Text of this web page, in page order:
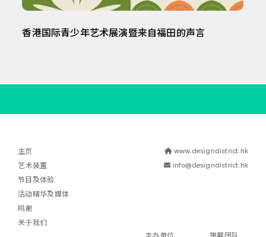
香港国际青少年艺术展演暨来自福田的声言
主页
艺术装置
节目及体验
活动精华及媒体
鸣谢
关于我们
www.designdistrict.hk
info@designdistrict.hk